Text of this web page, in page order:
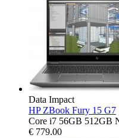
Data Impact
HP ZBook Fury 15 G7
Core i7 56GB 512GB
€ 779.00